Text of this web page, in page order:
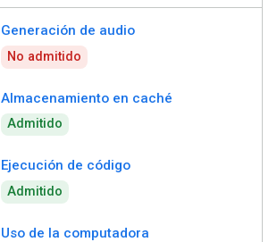
Generación de audio
No admitido
Almacenamiento en caché
Admitido
Ejecución de código
Admitido
Uso de la computadora